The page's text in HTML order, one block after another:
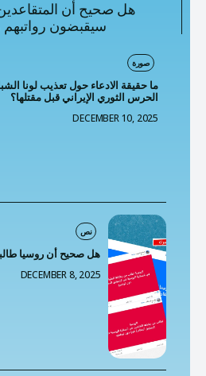
سيقبضون رواتبهم
صورة
ما حقيقة الادعاء حول تعذيب لونا
الحرس الثوري الإيراني قبل مقتلها؟
DECEMBER 10, 2025
نص
هل صحيح أن روسيا
DECEMBER 8, 2025